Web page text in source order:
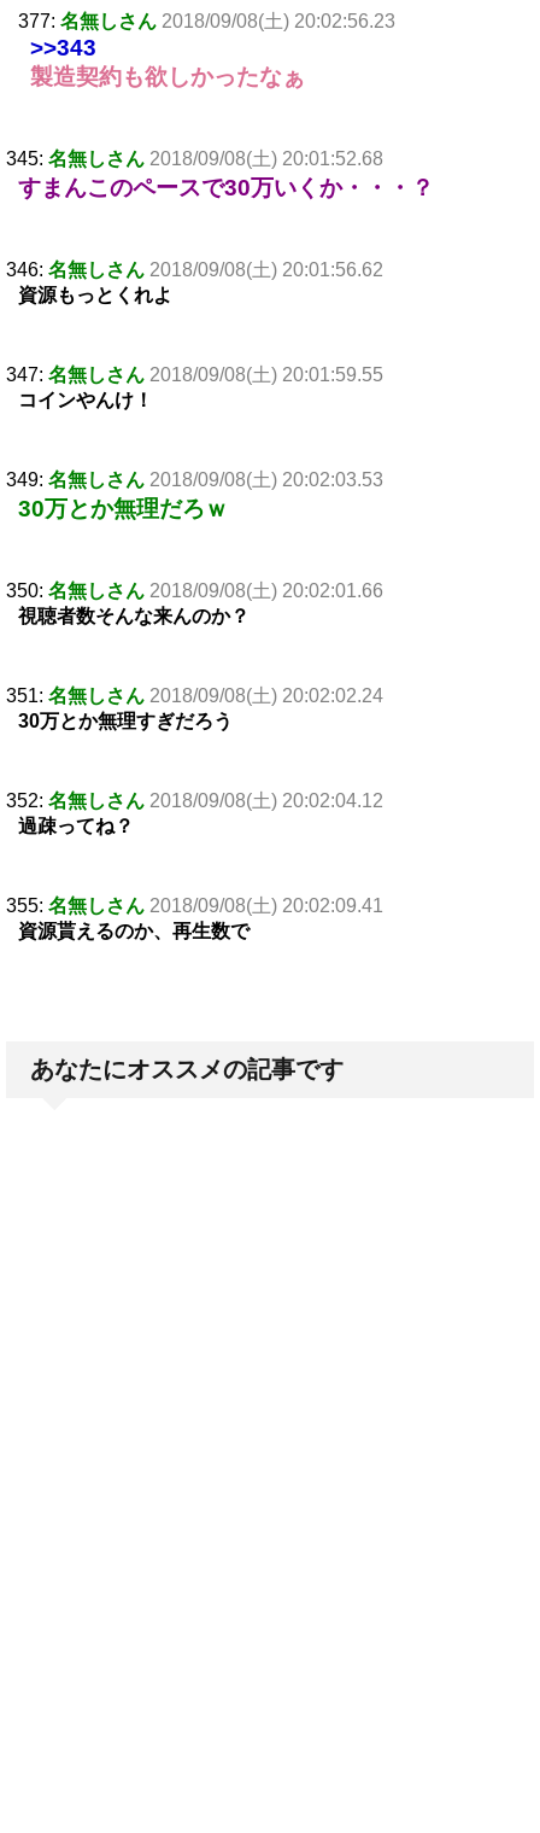
377: 名無しさん 2018/09/08(土) 20:02:56.23
>>343
製造契約も欲しかったなぁ
345: 名無しさん 2018/09/08(土) 20:01:52.68
すまんこのペースで30万いくか・・・？
346: 名無しさん 2018/09/08(土) 20:01:56.62
資源もっとくれよ
347: 名無しさん 2018/09/08(土) 20:01:59.55
コインやんけ！
349: 名無しさん 2018/09/08(土) 20:02:03.53
30万とか無理だろｗ
350: 名無しさん 2018/09/08(土) 20:02:01.66
視聴者数そんな来んのか？
351: 名無しさん 2018/09/08(土) 20:02:02.24
30万とか無理すぎだろう
352: 名無しさん 2018/09/08(土) 20:02:04.12
過疎ってね？
355: 名無しさん 2018/09/08(土) 20:02:09.41
資源貰えるのか、再生数で
あなたにオススメの記事です